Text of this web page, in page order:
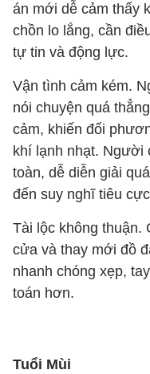
án mới dễ cảm thấy
chồn lo lắng, cần
tự tin và động lực.
Vận tình cảm kém.
nói chuyện quá
cảm, khiến đối
khí lạnh nhạt. Người
toàn, dễ diễn giải
đến suy nghĩ tiêu
Tài lộc không thuận.
cửa và thay mới đồ
nhanh chóng xẹp,
toán hơn.
Tuổi Mùi